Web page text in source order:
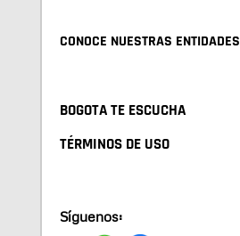
CONOCE NUESTRAS ENTIDADES
BOGOTA TE ESCUCHA
TÉRMINOS DE USO
Síguenos: